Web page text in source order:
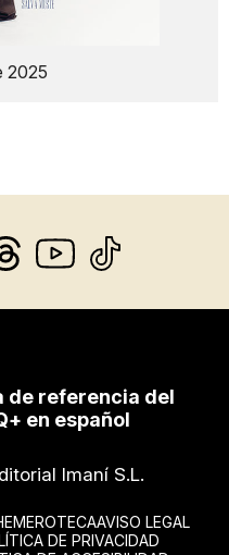
2025
de referencia del
en español
Imaní S.L.
AVISO LEGAL
DE PRIVACIDAD